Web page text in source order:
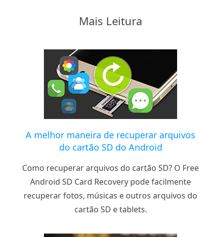
Mais Leitura
A melhor maneira de recuperar arquivos
do cartão SD do Android
Como recuperar arquivos do cartão SD? O Free
Android SD Card Recovery pode facilmente
recuperar fotos, músicas e outros arquivos do
cartão SD e tablets.